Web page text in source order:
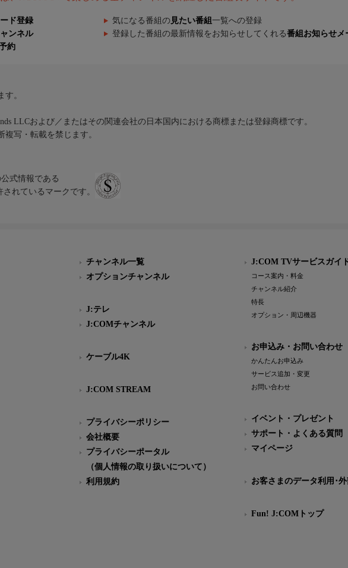
ド登録 気になる番組の 見たい番組 一覧への登録
ンネル 登録した番組の最新情報をお知らせしてくれる番組お知らせメ
約
。
LLCおよび／またはその関連会社の日本国内における商標または登録商標です。
写・転載を禁じます。
式情報である
れているマークです。
チャンネル一覧
オプションチャンネル
J:テレ
J:COMチャンネル
ケーブル4K
J:COM STREAM
プライバシーポリシー
会社概要
プライバシーポータル
（個人情報の取り扱いについて）
利用規約
J:COM TVサービスガイ
コース案内・料金
チャンネル紹介
特長
オプション・周辺機器
お申込み・お問い合わせ
かんたんお申込み
サービス追加・変更
お問い合わせ
イベント・プレゼント
サポート・よくある質問
マイページ
お客さまのデータ利用･
Fun! J:COMトップ